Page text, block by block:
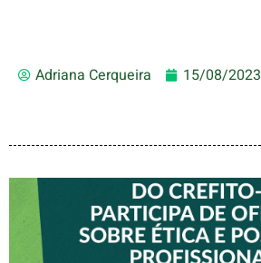
Adriana Cerqueira 15/08/2023